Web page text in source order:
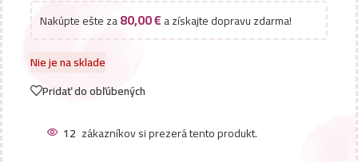
Nakúpte ešte za80,00€a získajte dopravu zdarma!
Nie je na sklade
Pridať do obľúbených
12 zákazníkov si prezerá tento produkt.